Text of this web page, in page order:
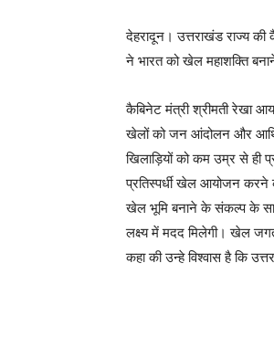
देहरादून। उत्तराखंड राज्य की
ने भारत को खेल महाशक्ति
कैबिनेट मंत्री श्रीमती रेखा
खेलों को जन आंदोलन और
खिलाड़ियों को कम उम्र से ही
प्रतिस्पर्धी खेल आयोजन करने
खेल भूमि बनाने के संकल्प के
लक्ष्य में मदद मिलेगी। खेल
कहा की उन्हे विश्वास है कि